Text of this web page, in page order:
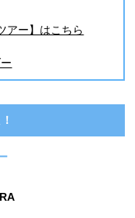
アー】はこちら